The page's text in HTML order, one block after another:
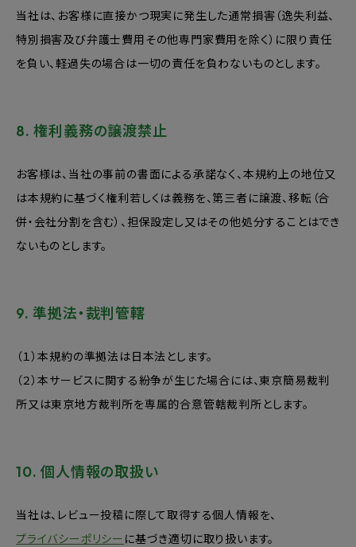
当社は、お客様に直接かつ現実に発生した通常損害（逸失利益、
特別損害及び弁護士費用その他専門家費用を除く）に限り責任
を負い、軽過失の場合は一切の責任を負わないものとします。
8. 権利義務の譲渡禁止
お客様は、当社の事前の書面による承諾なく、本規約上の地位又
は本規約に基づく権利若しくは義務を、第三者に譲渡、移転（合
併・会社分割を含む）、担保設定し又はその他処分することはでき
ないものとします。
9. 準拠法・裁判管轄
（１）本規約の準拠法は日本法とします。
（２）本サービスに関する紛争が生じた場合には、東京簡易裁判
所又は東京地方裁判所を専属的合意管轄裁判所とします。
10. 個人情報の取扱い
当社は、レビュー投稿に際して取得する個人情報を、
プライバシーポリシー に基づき適切に取り扱います。